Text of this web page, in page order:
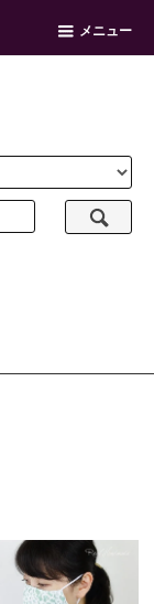
メニュー